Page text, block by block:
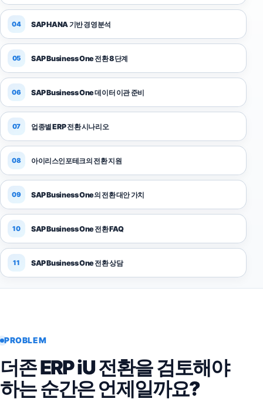
SAP HANA 기반 경영분석
SAP Business One 전환 8단계
SAP Business One 데이터 이관 준비
업종별 ERP 전환 시나리오
아이리스인포테크의 전환 지원
SAP Business One의 전환 대안 가치
SAP Business One 전환 FAQ
SAP Business One 전환 상담
PROBLEM
더존 ERP iU 전환을 검토해야
하는 순간은 언제일까요?